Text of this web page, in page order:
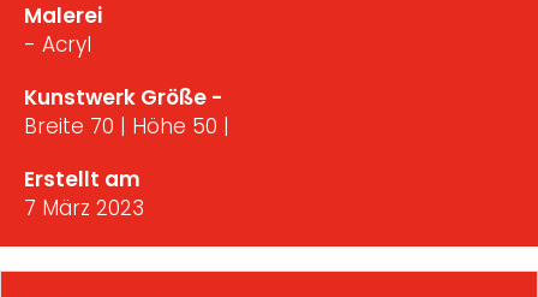
Malerei
- Acryl
Kunstwerk Größe -
Breite 70 | Höhe 50 |
Erstellt am
7 März 2023